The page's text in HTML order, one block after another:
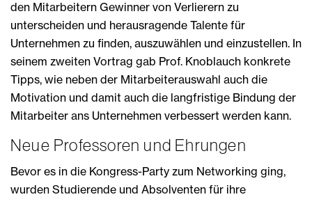
den Mitarbeitern Gewinner von Verlierern zu
unterscheiden und herausragende Talente für
Unternehmen zu finden, auszuwählen und einzustellen. In
seinem zweiten Vortrag gab Prof. Knoblauch konkrete
Tipps, wie neben der Mitarbeiterauswahl auch die
Motivation und damit auch die langfristige Bindung der
Mitarbeiter ans Unternehmen verbessert werden kann.
Neue Professoren und Ehrungen
Bevor es in die Kongress-Party zum Networking ging,
wurden Studierende und Absolventen für ihre